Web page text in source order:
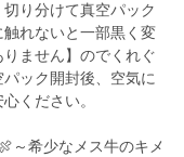
り分けて真空パック
れないと一部黒く変
ません】のでくれぐ
ック開封後、空気に
ください。
～希少なメス牛のキメ